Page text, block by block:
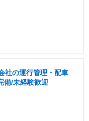
社の運行管理・配車
備/未経験歓迎